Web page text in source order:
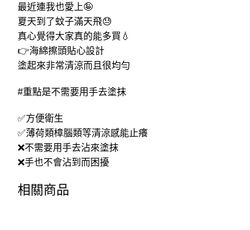
最近連我也愛上🤪
夏天到了蚊子滿天飛😓
真心覺得大家真的能多買💧
👉海綿擦頭貼心設計
塗起來非常清涼而且很均勻
#重點是不需要用手去塗抹
✅方便衛生
✅薄荷類樟腦類等清涼感能止癢
❌不需要用手去沾來塗抹
❌手也不會沾到而困擾
相關商品